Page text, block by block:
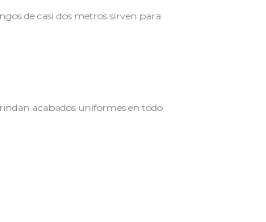
de casi dos metros sirven para
acabados uniformes en todo